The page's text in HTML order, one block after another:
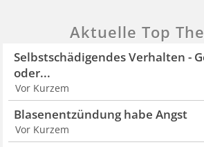
Aktuelle Top
Selbstschädigendes Verhalten -
oder...
Vor Kurzem
Blasenentzündung habe Angst
Vor Kurzem